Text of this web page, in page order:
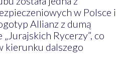
w Polsce i
Allianz z dumą
„Jurajskich Rycerzy”, co
kierunku dalszego